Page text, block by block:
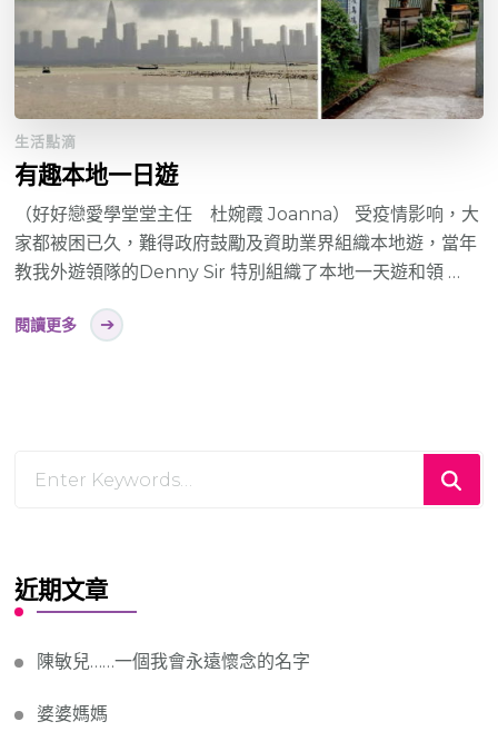
生活點滴
有趣本地一日遊
（好好戀愛學堂堂主任 杜婉霞 Joanna） 受疫情影响，大
家都被困已久，難得政府鼓勵及資助業界組織本地遊，當年
教我外遊領隊的Denny Sir 特別組織了本地一天遊和領 …
閱讀更多
for
近期文章
陳敏兒……一個我會永遠懷念的名字
婆婆媽媽